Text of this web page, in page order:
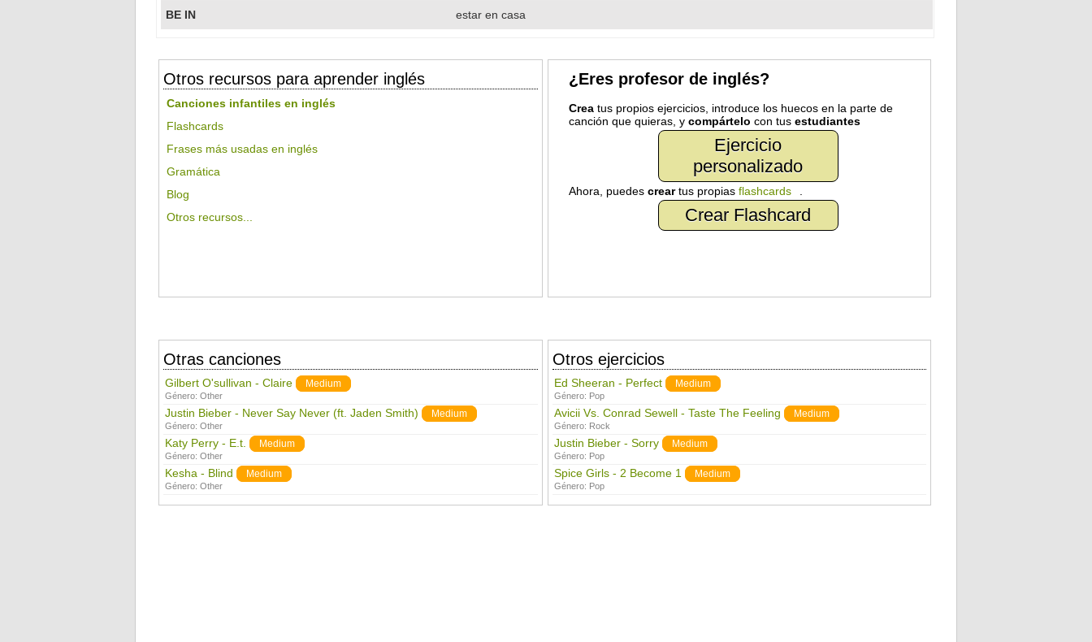
BE IN estar en casa
Otros recursos para aprender inglés
Canciones infantiles en inglés
Flashcards
Frases más usadas en inglés
Gramática
Blog
Otros recursos...
¿Eres profesor de inglés?
Creatus propios ejercicios, introduce los huecos en la parte de
canción que quieras, y compártelo con tus estudiantes
Ejercicio
personalizado
Ahora, puedes creartus propias flashcards
Crear Flashcard
Otras canciones
Gilbert O'sullivan - Claire Medium
Género: Other
Justin Bieber - Never Say Never (ft. Jaden Smith) Medium
Género: Other
Katy Perry - E.t. Medium
Género: Other
Kesha - Blind Medium
Género: Other
Otros ejercicios
Ed Sheeran - Perfect Medium
Género: Pop
Avicii Vs. Conrad Sewell - Taste The Feeling Medium
Género: Rock
Justin Bieber - Sorry Medium
Género: Pop
Spice Girls - 2 Become 1 Medium
Género: Pop